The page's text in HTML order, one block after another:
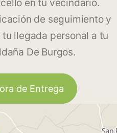
en tu vecindario.
de seguimiento y
llegada personal a tu
De Burgos.
de Entrega